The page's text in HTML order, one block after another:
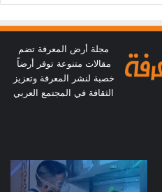
مجلة أرض المعرفة تضم
مقالات متنوعة توفر أرضاً
خصبة لنشر المعرفة وتعزيز
الثقافة في المجتمع العربي